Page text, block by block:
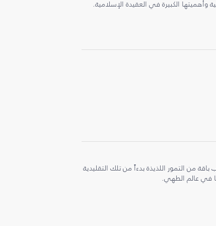
وأهميتها الكبيرة في العقيدة الإسلامية.
من التمور اللذيذة بدءاً من تلك التقليدية
في عالم الطهي.